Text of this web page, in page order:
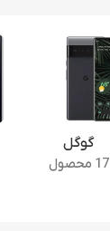
گوگل
17 محصول